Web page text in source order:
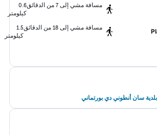
مسافة مشي إلى 7 من الدقائق
0.6
كيلومتر
مسافة مشي إلى 18 من الدقائق
1.5
كيلومتر
سان أنطوني دي بورتماني